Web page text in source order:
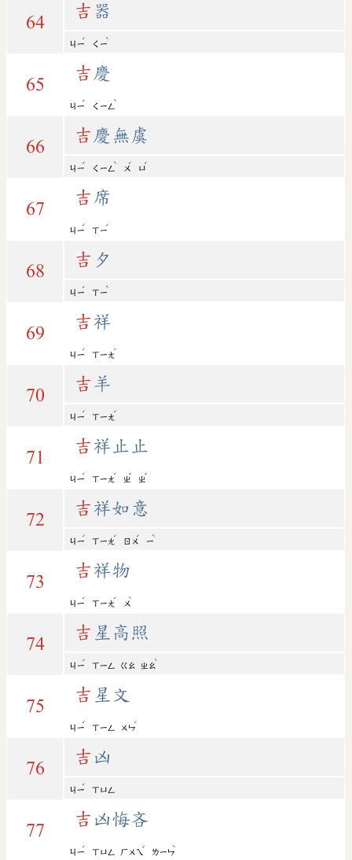
64
吉 器
ㄐㄧ
ˊ
ㄑㄧ
ˋ
65
吉 慶
ㄐㄧ
ˊ
ㄑㄧㄥ
ˋ
66
吉 慶無虞
ㄐㄧ
ˊ
ㄑㄧㄥ
ˋ
ㄨ
ˊ
ㄩ
ˊ
67
吉 席
ㄐㄧ
ˊ
ㄒㄧ
ˊ
68
吉 夕
ㄐㄧ
ˊ
ㄒㄧ
ˋ
69
吉祥
ㄐㄧ
ˊ
ㄒㄧㄤ
ˊ
70
吉 羊
ㄐㄧ
ˊ
ㄒㄧㄤ
ˊ
71
吉祥止止
ㄐㄧ
ˊ
ㄒㄧㄤ
ˊ
ㄓ
ˇ
ㄓ
ˇ
72
吉祥如意
ㄐㄧ
ˊ
ㄒㄧㄤ
ˊ
ㄖㄨ
ˊ
ㄧ
ˋ
73
吉祥物
ㄐㄧ
ˊ
ㄒㄧㄤ
ˊ
ㄨ
ˋ
74
吉 星高照
ㄐㄧ
ˊ
ㄒㄧㄥ ㄍㄠ ㄓㄠ
ˋ
75
吉 星文
ㄐㄧ
ˊ
ㄒㄧㄥ ㄨㄣ
ˊ
76
吉 凶
ㄐㄧ
ˊ
ㄒㄩㄥ
77
吉 凶悔吝
ㄐㄧ
ˊ
ㄒㄩㄥ ㄏㄨㄟ
ˇ
ㄌㄧㄣ
ˋ